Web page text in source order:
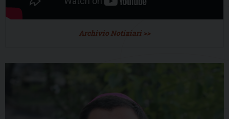
Archivio Notiziari >>